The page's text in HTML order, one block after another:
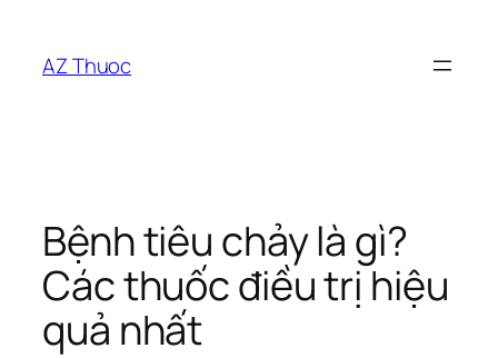
phầnAZ Thuoc
Bệnh tiêu chảy là gì?
Các thuốc điều trị hiệu
quả nhất